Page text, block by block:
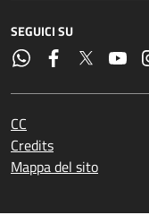
SEGUICI SU
CC
Credits
Mappa del sito